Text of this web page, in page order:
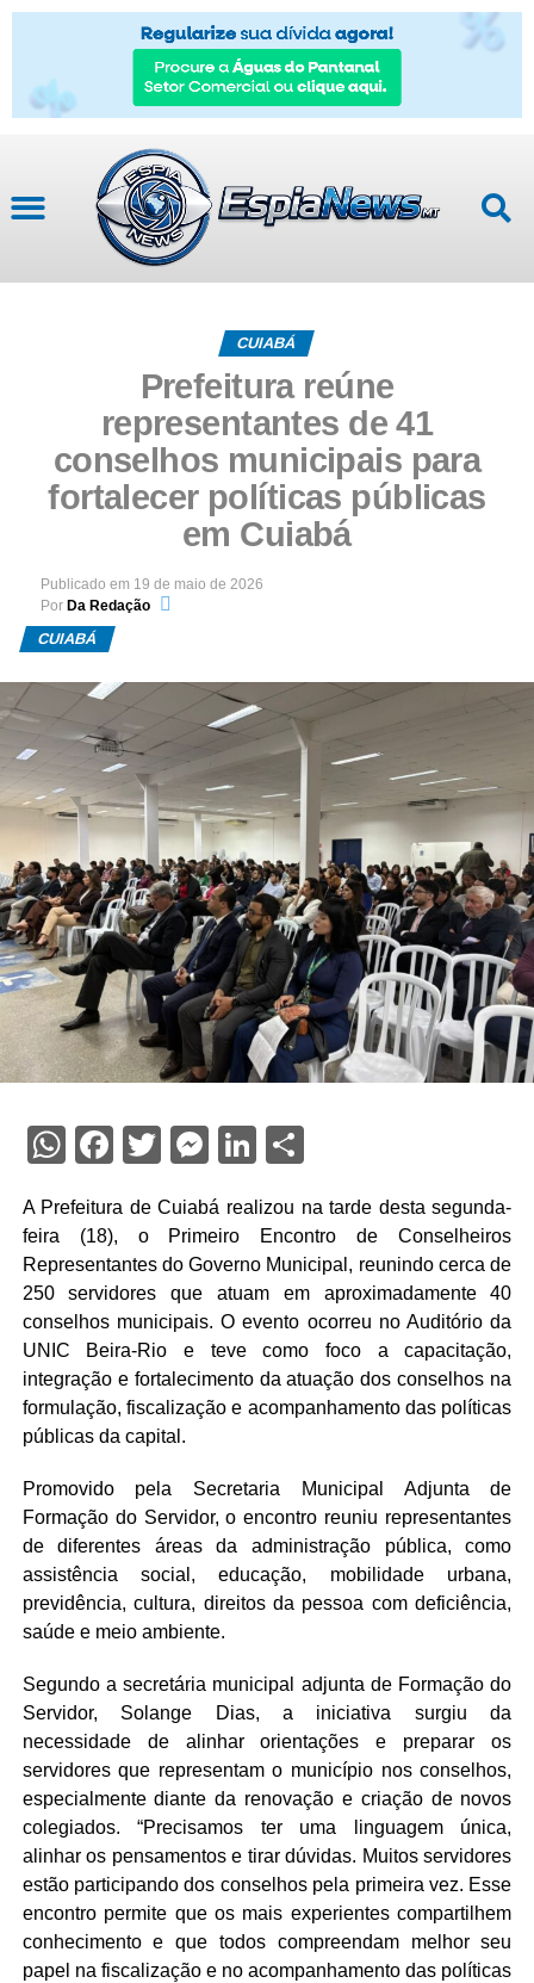
CUIABÁ
Prefeitura reúne
representantes de 41
conselhos municipais para
fortalecer políticas públicas
em Cuiabá
Publicado em 19 de maio de 2026
Por Da Redação
CUIABÁ
WhatsApp
Facebook
Twitter
Messenger
LinkedIn
Share
A Prefeitura de Cuiabá realizou na tarde desta segunda-
feira (18), o Primeiro Encontro de Conselheiros
Representantes do Governo Municipal, reunindo cerca de
250 servidores que atuam em aproximadamente 40
conselhos municipais. O evento ocorreu no Auditório da
UNIC Beira-Rio e teve como foco a capacitação,
integração e fortalecimento da atuação dos conselhos na
formulação, fiscalização e acompanhamento das políticas
públicas da capital.
Promovido pela Secretaria Municipal Adjunta de
Formação do Servidor, o encontro reuniu representantes
de diferentes áreas da administração pública, como
assistência social, educação, mobilidade urbana,
previdência, cultura, direitos da pessoa com deficiência,
saúde e meio ambiente.
Segundo a secretária municipal adjunta de Formação do
Servidor, Solange Dias, a iniciativa surgiu da
necessidade de alinhar orientações e preparar os
servidores que representam o município nos conselhos,
especialmente diante da renovação e criação de novos
colegiados. “Precisamos ter uma linguagem única,
alinhar os pensamentos e tirar dúvidas. Muitos servidores
estão participando dos conselhos pela primeira vez. Esse
encontro permite que os mais experientes compartilhem
conhecimento e que todos compreendam melhor seu
papel na fiscalização e no acompanhamento das políticas